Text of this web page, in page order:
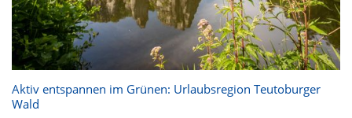
Aktiv entspannen im Grünen: Urlaubsregion Teutoburger
Wald